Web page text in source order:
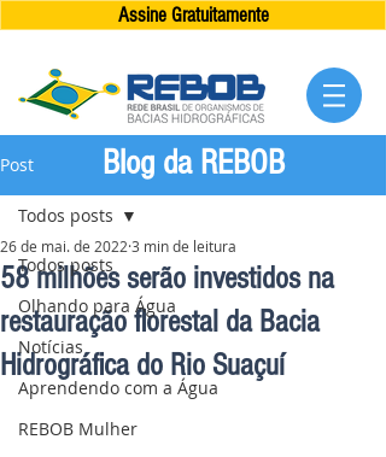
Assine Gratuitamente
Post
Todos posts
Olhando para Água
Notícias
Aprendendo com a Água
REBOB Mulher
Todos posts
58 milhões serão investidos na
restauração florestal da Bacia
Hidrográfica do Rio Suaçuí
26 de mai. de 2022 3 min de leitura
Blog da REBOB